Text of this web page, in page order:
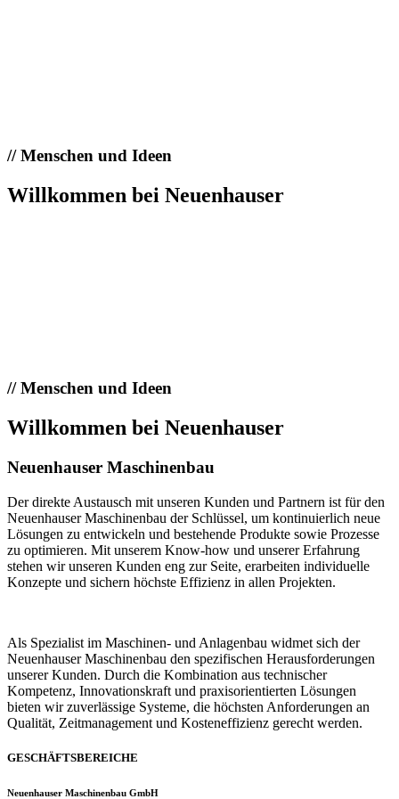
//Menschen und Ideen
Willkommen bei Neuenhauser
//Menschen und Ideen
Willkommen bei Neuenhauser
Neuenhauser Maschinenbau
Der direkte Austausch mit unseren Kunden und Partnern ist für den
Neuenhauser Maschinenbau der Schlüssel, um kontinuierlich neue
Lösungen zu entwickeln und bestehende Produkte sowie Prozesse
zu optimieren. Mit unserem Know-how und unserer Erfahrung
stehen wir unseren Kunden eng zur Seite, erarbeiten individuelle
Konzepte und sichern höchste Effizienz in allen Projekten.
Als Spezialist im Maschinen- und Anlagenbau widmet sich der
Neuenhauser Maschinenbau den spezifischen Herausforderungen
unserer Kunden. Durch die Kombination aus technischer
Kompetenz, Innovationskraft und praxisorientierten Lösungen
bieten wir zuverlässige Systeme, die höchsten Anforderungen an
Qualität, Zeitmanagement und Kosteneffizienz gerecht werden.
GESCHÄFTSBEREICHE
Neuenhauser Maschinenbau GmbH